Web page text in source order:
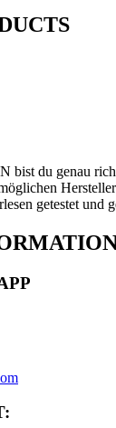
du genau
getestet und